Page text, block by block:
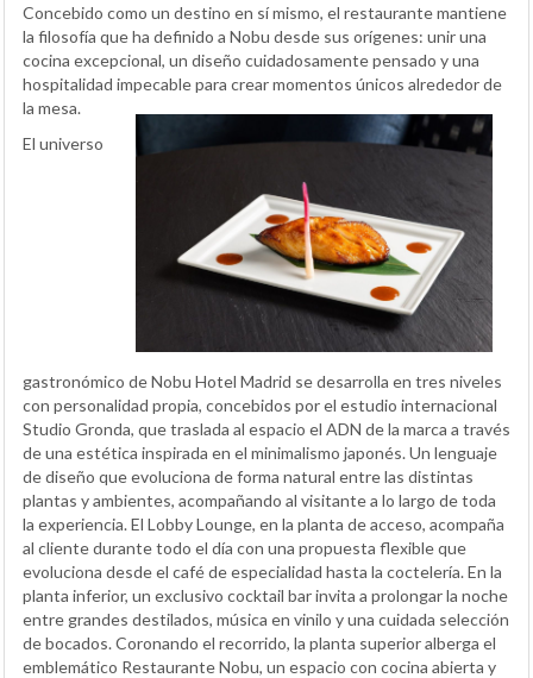
Concebido como un destino en sí mismo, el restaurante mantiene
la filosofía que ha definido a Nobu desde sus orígenes: unir una
cocina excepcional, un diseño cuidadosamente pensado y una
hospitalidad impecable para crear momentos únicos alrededor de
la mesa.
El universo
gastronómico de Nobu Hotel Madrid se desarrolla en tres niveles
con personalidad propia, concebidos por el estudio internacional
Studio Gronda, que traslada al espacio el ADN de la marca a través
de una estética inspirada en el minimalismo japonés. Un lenguaje
de diseño que evoluciona de forma natural entre las distintas
plantas y ambientes, acompañando al visitante a lo largo de toda
la experiencia. El Lobby Lounge, en la planta de acceso, acompaña
al cliente durante todo el día con una propuesta flexible que
evoluciona desde el café de especialidad hasta la coctelería. En la
planta inferior, un exclusivo cocktail bar invita a prolongar la noche
entre grandes destilados, música en vinilo y una cuidada selección
de bocados. Coronando el recorrido, la planta superior alberga el
emblemático Restaurante Nobu, un espacio con cocina abierta y